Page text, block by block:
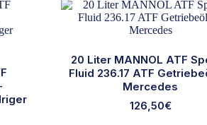
20 Liter MANNOL ATF
Fluid 236.17 ATF
Mercedes
126,50€